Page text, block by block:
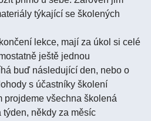
týkající se školených
lekce, mají za úkol si celé
ještě jednou
buď následující den, nebo o
s účastníky školení
projdeme všechna školená
týden, někdy za měsíc